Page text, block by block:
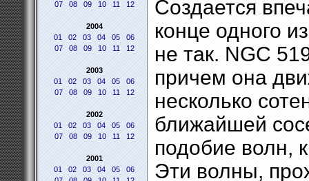
07
08 09 10 11 12
2004
01
02 03 04 05
06
07
08 09 10 11 12
2003
01
02 03 04 05
06
07
08 09 10 11 12
2002
01
02 03 04 05
06
07
08 09 10 11 12
2001
01
02 03 04 05
06
Создается
конце одного
не так. NGC
причем она
несколько
ближайшей
подобие волн,
Эти волны,